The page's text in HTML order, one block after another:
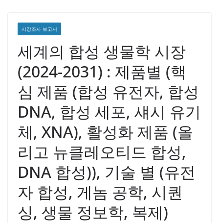
시장조사 보고서
세계의 합성 생물학 시장
(2024-2031) : 제품별 (핵
심 제품 (합성 유전자, 합성
DNA, 합성 세포, 섀시 유기
체, XNA), 활성화 제품 (올
리고 뉴클레오티드 합성,
DNA 합성)), 기술 별 (유전
자 합성, 게놈 공학, 시퀀
싱, 생물 정보학, 복제)